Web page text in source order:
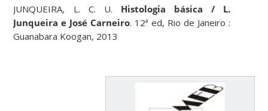
JUNQUEIRA, L. C. U. Histologia básica / L.
Junqueira e José Carneiro. 12ª ed, Rio de Janeiro :
Guanabara Koogan, 2013